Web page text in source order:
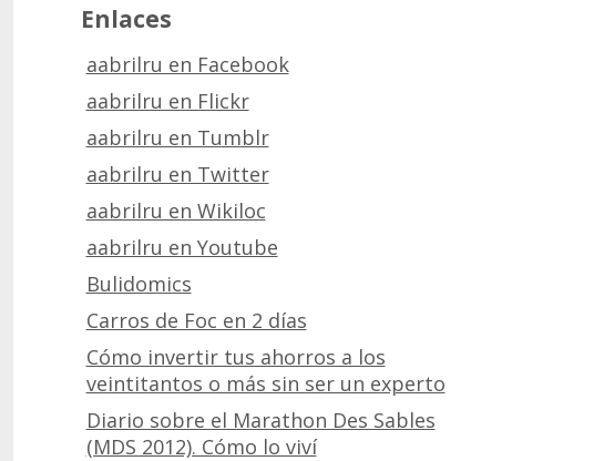
Enlaces
aabrilru en Facebook
aabrilru en Flickr
aabrilru en Tumblr
aabrilru en Twitter
aabrilru en Wikiloc
aabrilru en Youtube
Bulidomics
Carros de Foc en 2 días
Cómo invertir tus ahorros a los
veintitantos o más sin ser un experto
Diario sobre el Marathon Des Sables
(MDS 2012). Cómo lo viví